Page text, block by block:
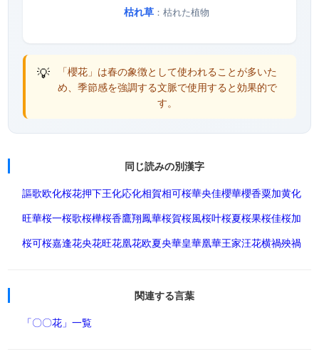
枯れ草 ：枯れた植物
💡
「櫻花」は春の象徴として使われることが多いた
め、季節感を強調する文脈で使用すると効果的で
す。
同じ読みの別漢字
謳歌欧化桜花押下王化応化相賀相可桜華央佳櫻華櫻香粟加黄化
旺華桜一桜歌桜樺桜香鷹翔鳳華桜賀桜風桜叶桜夏桜果桜佳桜加
桜可桜嘉逢花央花旺花凰花欧夏央華皇華凰華王家汪花横禍殃禍
関連する言葉
「〇〇花」一覧